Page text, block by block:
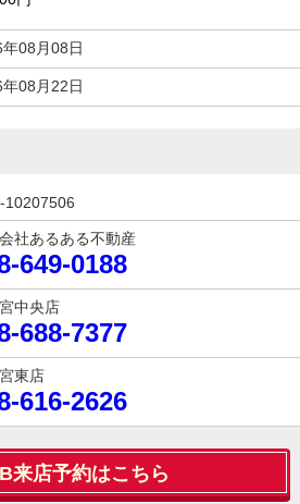
08月08日
08月22日
10207506
社あるある不動産
649-0188
中央店
688-7377
東店
616-2626
来店予約はこちら